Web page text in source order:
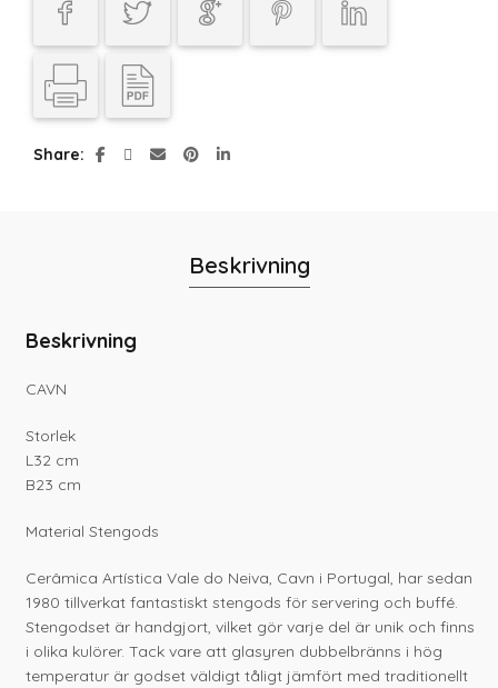
Share
Beskrivning
Beskrivning
CAVN
Storlek
L32 cm
B23 cm
Material Stengods
Cerâmica Artística Vale do Neiva, Cavn i Portugal, har sedan
1980 tillverkat fantastiskt stengods för servering och buffé.
Stengodset är handgjort, vilket gör varje del är unik och finns
i olika kulörer. Tack vare att glasyren dubbelbränns i hög
temperatur är godset väldigt tåligt jämfört med traditionellt